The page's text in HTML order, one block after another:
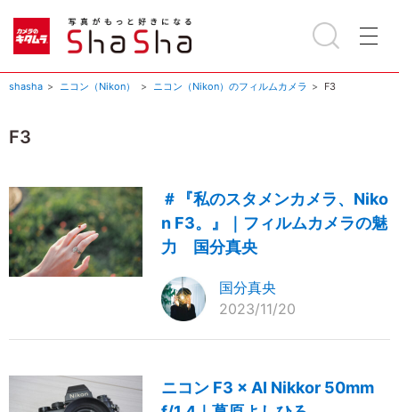
shasha ニコン（Nikon） ニコン（Nikon）のフィルムカメラ F3
F3
＃『私のスタメンカメラ、Niko
n F3。』｜フィルムカメラの魅
力 国分真央
国分真央
2023/11/20
ニコン F3 × AI Nikkor 50mm